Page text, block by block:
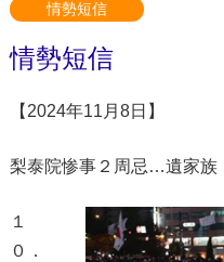
情勢短信
情勢短信
【2024年11月8日】
梨泰院惨事２周忌…遺家族
１
０．